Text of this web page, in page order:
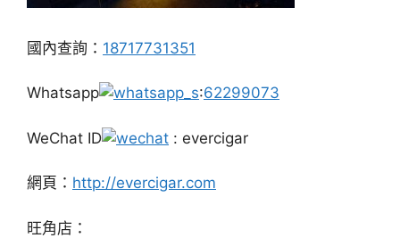
國內查詢： 18717731351
Whatsapp :62299073
WeChat ID : evercigar
網頁： http://evercigar.com
旺角店：